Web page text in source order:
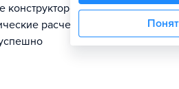
расчеты,